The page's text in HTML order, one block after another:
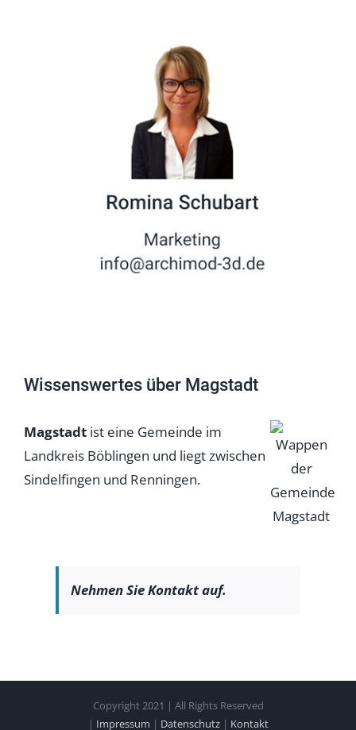
Wissenswertes über Magstadt
Magstadt ist eine Gemeinde im
Landkreis Böblingen und liegt zwischen
Sindelfingen und Renningen.
Nehmen Sie Kontakt auf.
Copyright 2021 | All Rights Reserved
| Impressum | Datenschutz| Kontakt